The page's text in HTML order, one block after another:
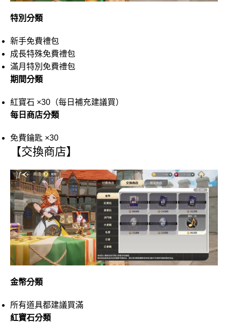
特別分類
新手免費禮包
成長特殊免費禮包
滿月特別免費禮包
期間分類
紅寶石 ×30（每日補充建議買）
每日商店分類
免費鑰匙 ×30
【交換商店】
金幣分類
所有道具都建議買滿
紅寶石分類